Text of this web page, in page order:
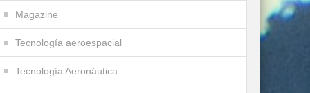
Magazine
Tecnología aeroespacial
Tecnología Aeronáutica